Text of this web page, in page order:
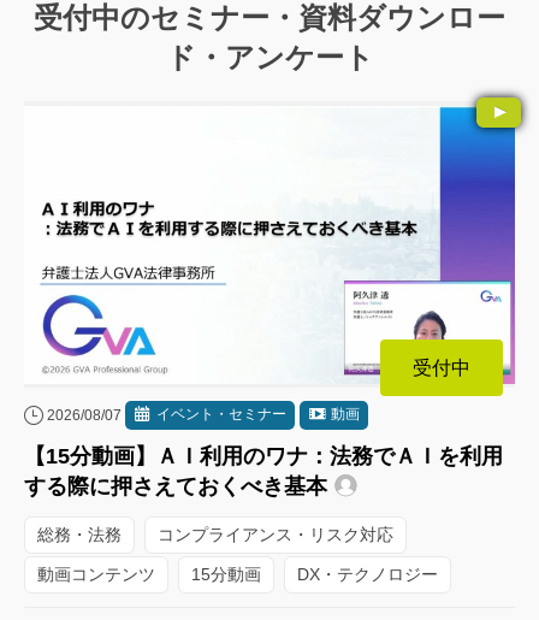
受付中のセミナー・資料ダウンロー
ド・アンケート
受付中
2026/08/07 イベント・セミナー 動画
【15分動画】ＡＩ利用のワナ：法務でＡＩを利用
する際に押さえておくべき基本
総務・法務 コンプライアンス・リスク対応
動画コンテンツ 15分動画 DX・テクノロジー